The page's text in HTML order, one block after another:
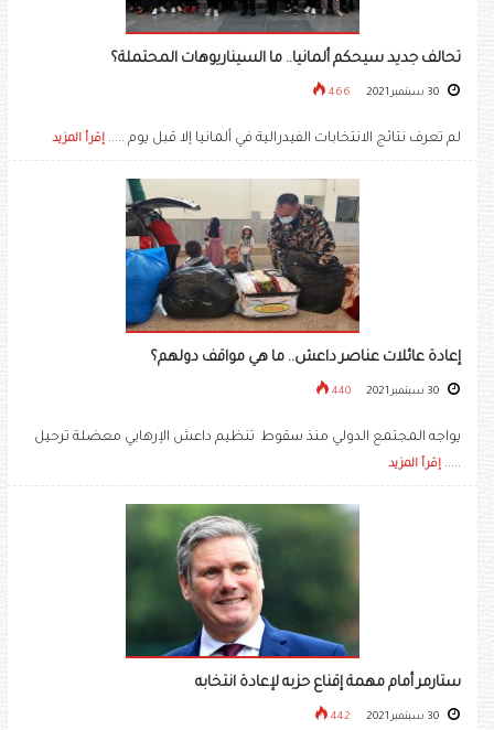
تحالف جديد سيحكم ألمانيا.. ما السيناريوهات المحتملة؟
466
لم تعرف نتائج الانتخابات الفيدرالية في ألمانيا إلا قبل يوم ..... إقرأ المزيد
إعادة عائلات عناصر داعش.. ما هي مواقف دولهم؟
440
يواجه المجتمع الدولي منذ سقوط تنظيم داعش الإرهابي معضلة ترحيل
..... إقرأ المزيد
ستارمر أمام مهمة إقناع حزبه لإعادة انتخابه
442